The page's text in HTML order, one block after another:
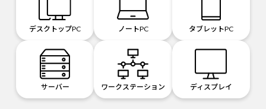
デスクトップPC ノートPC タブレットPC
サーバー ワークステーション ディスプレイ